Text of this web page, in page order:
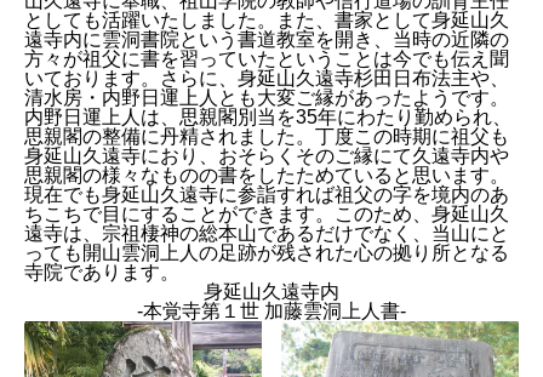
としても活躍いたしました。また、書家として身延山久
遠寺内に雲洞書院という書道教室を開き、当時の近隣の
方々が祖父に書を習っていたということは今でも伝え聞
いております。さらに、身延山久遠寺杉田日布法主や、
清水房 ・内野日運上人とも大変ご縁があったようです。
内野日運上人は、思親閣別当を35年にわたり勤められ、
思親閣の整備に丹精されました。丁度この時期に祖父も
身延山久遠寺におり、おそらくそのご縁にて久遠寺内や
思親閣の様々なものの書をしたためていると思います。
現在でも身延山久遠寺に参詣すれば祖父の字を境内のあ
ちこちで目にすることができます。このため、身延山久
遠寺は、宗祖棲神の総本山であるだけでなく、当山にと
っても開山雲洞上人の足跡が残された心の拠り所となる
寺院であります。
身延山久遠寺内
-本覚寺第１世 加藤雲洞上人書-